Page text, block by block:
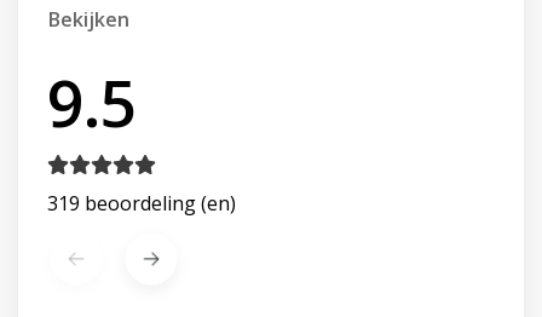
Bekijken
9.5
319 beoordeling (en)